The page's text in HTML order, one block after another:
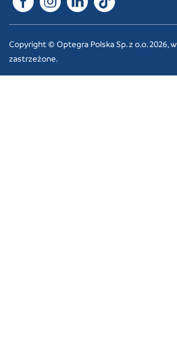
Copyright © Optegra Polska Sp. z o.o. 2026,
zastrzeżone.